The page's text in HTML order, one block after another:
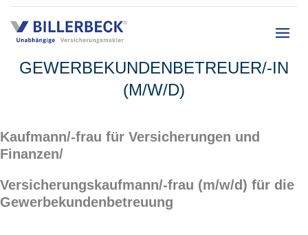
GEWERBEKUNDENBETREUER/-IN
(M/W/D)
Kaufmann/-frau für Versicherungen und
Finanzen/
Versicherungskaufmann/-frau (m/w/d) für die
Gewerbekundenbetreuung